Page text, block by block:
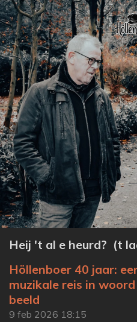
Ga
direct
naar
de
hoofdinhoud
Heij 't al e heurd? (t
Höllenboer 40 jaar:
muzikale reis in woord
beeld
9 feb 2026 18:15